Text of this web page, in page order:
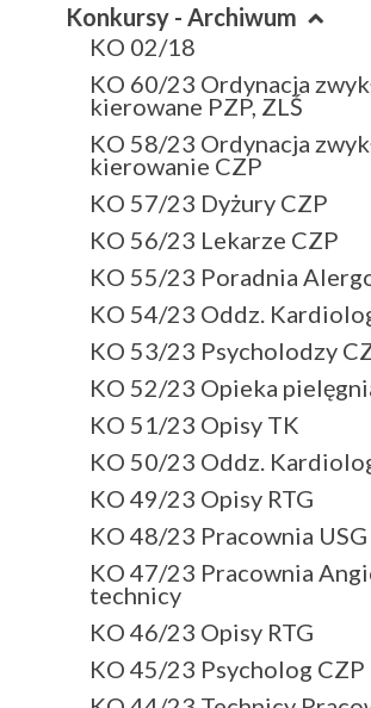
Konkursy - Archiwum
KO 02/18
KO 60/23 Ordynacja
kierowane PZP, ZLŚ
KO 58/23 Ordynacja
kierowanie CZP
KO 57/23 Dyżury CZP
KO 56/23 Lekarze CZP
KO 55/23 Poradnia
KO 54/23 Oddz.
KO 53/23 Psycholodzy
KO 52/23 Opieka
KO 51/23 Opisy TK
KO 50/23 Oddz.
KO 49/23 Opisy RTG
KO 48/23 Pracownia USG
KO 47/23 Pracownia
technicy
KO 46/23 Opisy RTG
KO 45/23 Psycholog CZP